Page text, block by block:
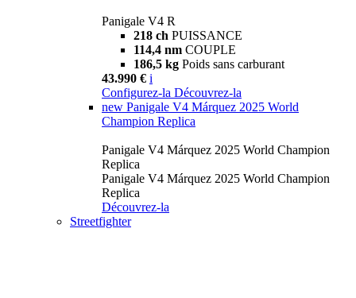
Panigale V4 R
218 ch PUISSANCE
114,4 nm COUPLE
186,5 kg Poids sans carburant
43.990 € i
Configurez-la Découvrez-la
new Panigale V4 Márquez 2025 World
Champion Replica
Panigale V4 Márquez 2025 World Champion
Replica
Panigale V4 Márquez 2025 World Champion
Replica
Découvrez-la
Streetfighter